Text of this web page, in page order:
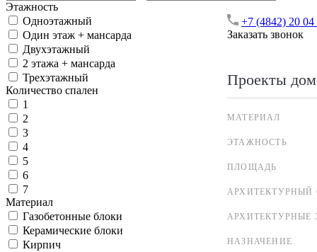
+7 (4842) 20 04
Заказать звонок
Проекты
МАТЕРИАЛ
ЭТАЖНОСТЬ
ПЛОЩАДЬ
АРХИТЕКТУРНЫЙ
АРХИТЕКТУРНЫЕ
НАЗНАЧЕНИЕ
Этажность
Одноэтажный
Один этаж + мансарда
Двухэтажный
2 этажа + мансарда
Трехэтажный
Количество спален
1
2
3
4
5
6
7
Материал
Газобетонные блоки
Керамические блоки
Кирпич